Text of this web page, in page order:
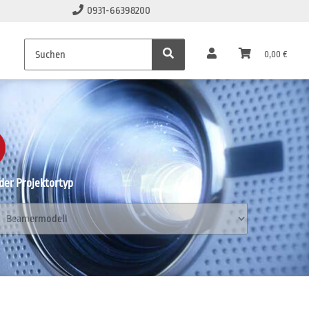
0931-66398200
0,00 €
Projektortyp